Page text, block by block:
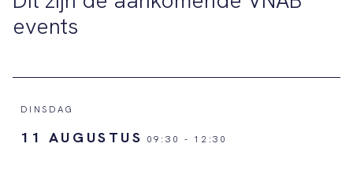
events
DINSDAG
11 AUGUSTUS 09:30 - 12:30